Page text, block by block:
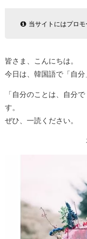
当サイトにはプロモ
皆さま、こんにちは。
今日は、韓国語で「自分
「自分のことは、自分
す。
ぜひ、一読ください。